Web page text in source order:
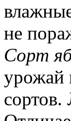
не
Сорт
урожай